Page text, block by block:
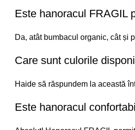
Este hanoracul FRAGIL
Da, atât bumbacul organic, cât și
Care sunt culorile
Haide să răspundem la această
Este hanoracul